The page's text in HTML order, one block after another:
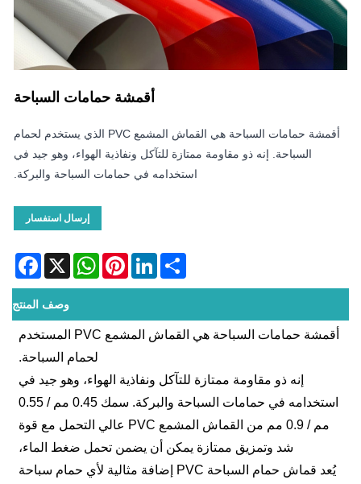
أقمشة حمامات السباحة
أقمشة حمامات السباحة هي القماش المشمع PVC الذي يستخدم لحمام
السباحة. إنه ذو مقاومة ممتازة للتآكل ونفاذية الهواء، وهو جيد في
استخدامه في حمامات السباحة والبركة.
إرسال استفسار
X
WhatsAppPinterestLinkedInShare
وصف المنتج
أقمشة حمامات السباحة هي القماش المشمع PVC المستخدم
لحمام السباحة.
إنه ذو مقاومة ممتازة للتآكل ونفاذية الهواء، وهو جيد في
استخدامه في حمامات السباحة والبركة. سمك 0.45 مم / 0.55
مم / 0.9 مم من القماش المشمع PVC عالي التحمل مع قوة
شد وتمزيق ممتازة يمكن أن يضمن تحمل ضغط الماء،
يُعد قماش حمام السباحة PVC إضافة مثالية لأي حمام سباحة